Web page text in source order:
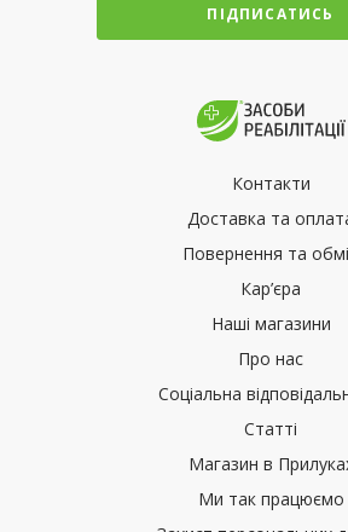
ПІДПИСАТИСЬ
Контакти
Доставка та
Повернення та
Кар’єра
Наші магазини
Про нас
Соціальна
Статті
Магазин в
Ми так працюємо